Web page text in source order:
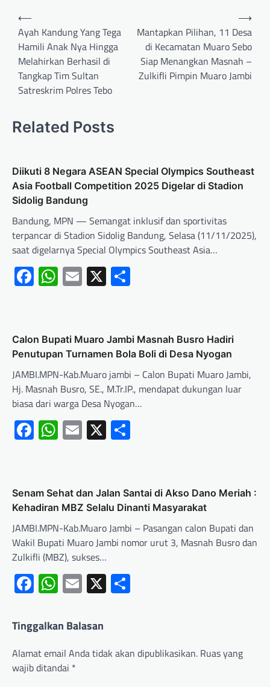
⟵
Ayah Kandung Yang Tega
Hamili Anak Nya Hingga
Melahirkan Berhasil di
Tangkap Tim Sultan
Satreskrim Polres Tebo
Mantapkan Pilihan, 11 Desa
di Kecamatan Muaro Sebo
Siap Menangkan Masnah –
Zulkifli Pimpin Muaro Jambi
⟶
Related Posts
Diikuti 8 Negara ASEAN Special Olympics Southeast
Asia Football Competition 2025 Digelar di Stadion
Sidolig Bandung
Bandung, MPN — Semangat inklusif dan sportivitas
terpancar di Stadion Sidolig Bandung, Selasa (11/11/2025),
saat digelarnya Special Olympics Southeast Asia…
Facebook
WhatsApp
Email
X
Calon Bupati Muaro Jambi Masnah Busro Hadiri
Penutupan Turnamen Bola Boli di Desa Nyogan
JAMBI.MPN-Kab.Muaro jambi – Calon Bupati Muaro Jambi,
Hj. Masnah Busro, SE., M.Tr.IP., mendapat dukungan luar
biasa dari warga Desa Nyogan…
Facebook
WhatsApp
Email
X
Senam Sehat dan Jalan Santai di Akso Dano Meriah :
Kehadiran MBZ Selalu Dinanti Masyarakat
JAMBI.MPN-Kab.Muaro Jambi – Pasangan calon Bupati dan
Wakil Bupati Muaro Jambi nomor urut 3, Masnah Busro dan
Zulkifli (MBZ), sukses…
Facebook
WhatsApp
Email
X
Tinggalkan Balasan
Alamat email Anda tidak akan dipublikasikan. Ruas yang
wajib ditandai *